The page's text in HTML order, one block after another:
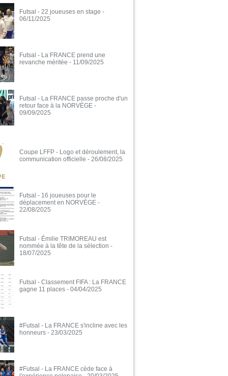
Futsal - 22 joueuses en stage -
06/11/2025
Futsal - La FRANCE prend une
revanche méritée - 11/09/2025
Futsal - La FRANCE passe proche d'un
retour face à la NORVÈGE -
09/09/2025
Coupe LFFP - Logo et déroulement, la
communication officielle - 26/08/2025
Futsal - 16 joueuses pour le
déplacement en NORVÈGE -
22/08/2025
Futsal - Émilie TRIMOREAU est
nommée à la tête de la sélection -
18/07/2025
Futsal - Classement FIFA : La FRANCE
gagne 11 places - 04/04/2025
#Futsal - La FRANCE s'incline avec les
honneurs - 23/03/2025
#Futsal - La FRANCE cède face à